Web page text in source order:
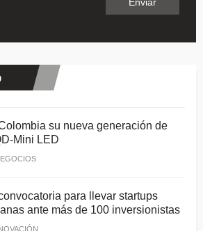
su nueva generación de
Mini LED
para llevar startups
ante más de 100 inversionistas